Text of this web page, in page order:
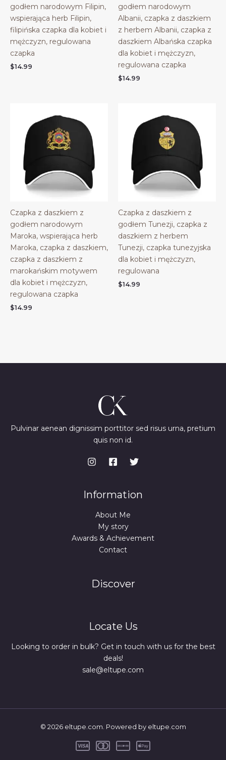
godłem narodowym Filipin,
wspierająca herb Filipin,
filipińska czapka dla kobiet i
mężczyzn, regulowana
czapka
$14.99
godłem narodowym
Albanii, czapka z daszkiem
z herbem Albanii, czapka z
daszkiem Albańska czapka
dla kobiet i mężczyzn,
regulowana czapka
$14.99
Czapka z daszkiem z
godłem narodowym
Maroka, wspierająca herb
Maroka, czapka z daszkiem,
czapka z daszkiem z
marokańskim motywem
dla kobiet i mężczyzn,
regulowana czapka
$14.99
Czapka z daszkiem z
godłem Tunezji, czapka z
daszkiem z herbem
Tunezji, czapka tunezyjska
dla kobiet i mężczyzn,
regulowana
$14.99
Pulvinar aenean dignissim porttitor sed risus urna, pretium
quis non id.
Information
About Me
My story
Awards & Achievement
Contact
Discover
Locate Us
Looking to order in bulk? Get in touch with us for the best
deals!
sale@eltupe.com
© 2026 eltupe.com. Powered by eltupe.com